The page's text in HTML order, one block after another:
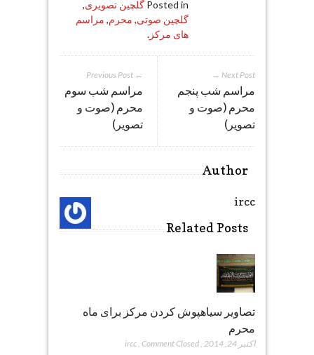
Posted in گلچین تصویری,
گلچین صوتی, محرم, مراسم
های مرکز.
Next Post →
مراسم شب پنجم
محرم (صوت و
تصویر)
← Previous Post
مراسم شب سوم
محرم (صوت و
تصویر)
Author
ircc
Related Posts
تصاویر سیاهپوش کردن مرکز برای ماه
محرم
اکتبر 24, 2014 ,
ircc, Comment Closed